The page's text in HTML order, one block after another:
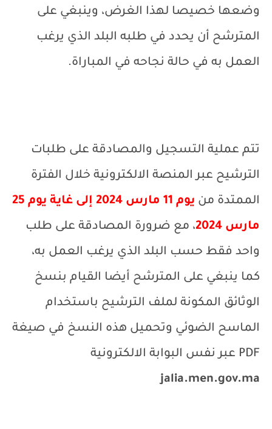
وضعها خصيصا لهذا الغرض، وينبغي على
المترشح أن يحدد في طلبه البلد الذي يرغب
العمل به في حالة نجاحه في المباراة.
تتم عملية التسجيل والمصادقة على طلبات
الترشيح عبر المنصة الالكترونية خلال الفترة
الممتدة من
يوم 11 مارس 2024 إلى غاية يوم 25
مارس 2024
، مع ضرورة المصادقة على طلب
واحد فقط حسب البلد الذي يرغب العمل به،
كما ينبغي على المترشح أيضا القيام بنسخ
الوثائق المكونة لملف الترشيح باستخدام
الماسح الضوئي وتحميل هذه النسخ في صيغة
PDF عبر نفس البوابة الالكترونية
jalia.men.gov.ma